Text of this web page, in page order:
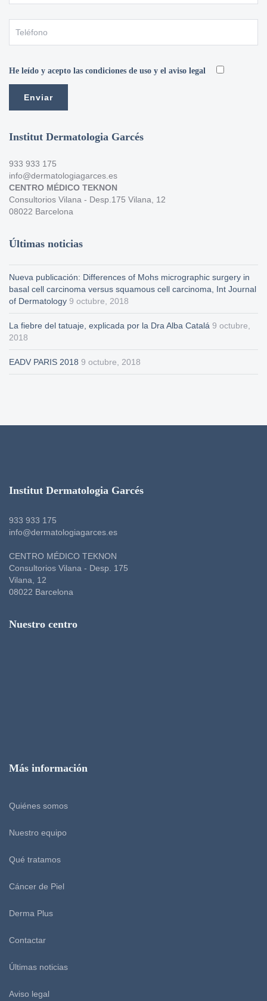
He leído y acepto las condiciones de uso y el aviso legal
Institut Dermatologia Garcés
933 933 175
info@dermatologiagarces.es
CENTRO MÉDICO TEKNON
Consultorios Vilana - Desp.175 Vilana, 12
08022 Barcelona
Últimas noticias
Nueva publicación: Differences of Mohs micrographic surgery in
basal cell carcinoma versus squamous cell carcinoma, Int Journal
of Dermatology 9 octubre, 2018
La fiebre del tatuaje, explicada por la Dra Alba Catalá 9 octubre,
2018
EADV PARIS 2018 9 octubre, 2018
Institut Dermatologia Garcés
933 933 175
info@dermatologiagarces.es
CENTRO MÉDICO TEKNON
Consultorios Vilana - Desp. 175
Vilana, 12
08022 Barcelona
Nuestro centro
Más información
Quiénes somos
Nuestro equipo
Qué tratamos
Cáncer de Piel
Derma Plus
Contactar
Últimas noticias
Aviso legal